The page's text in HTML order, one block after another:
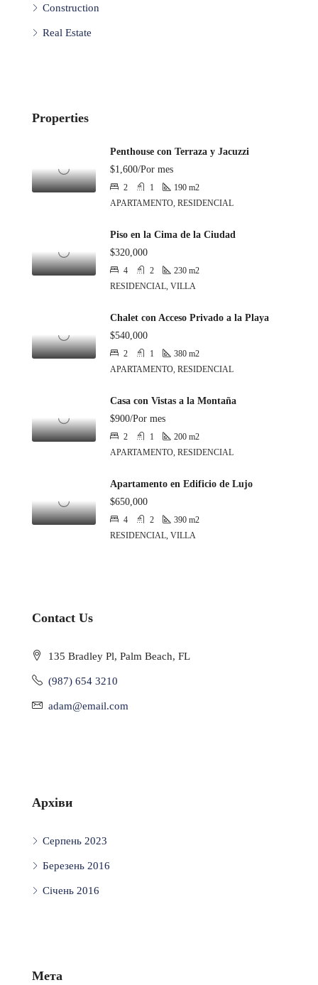
Construction
Real Estate
Properties
Penthouse con Terraza y Jacuzzi
$1,600/Por mes
2 1 190 m2
APARTAMENTO, RESIDENCIAL
Piso en la Cima de la Ciudad
$320,000
4 2 230 m2
RESIDENCIAL, VILLA
Chalet con Acceso Privado a la Playa
$540,000
2 1 380 m2
APARTAMENTO, RESIDENCIAL
Casa con Vistas a la Montaña
$900/Por mes
2 1 200 m2
APARTAMENTO, RESIDENCIAL
Apartamento en Edificio de Lujo
$650,000
4 2 390 m2
RESIDENCIAL, VILLA
Contact Us
135 Bradley Pl, Palm Beach, FL
(987) 654 3210
adam@email.com
Архіви
Серпень 2023
Березень 2016
Січень 2016
Мета